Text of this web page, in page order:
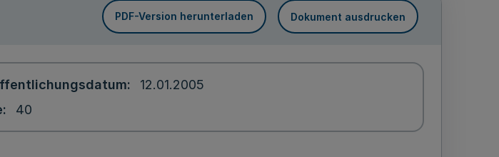
PDF-Version herunterladen Dokument ausdrucken
12.01.2005
40